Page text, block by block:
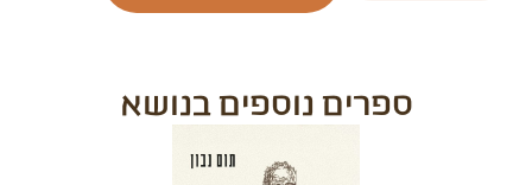
ספרים נוספים בנושא